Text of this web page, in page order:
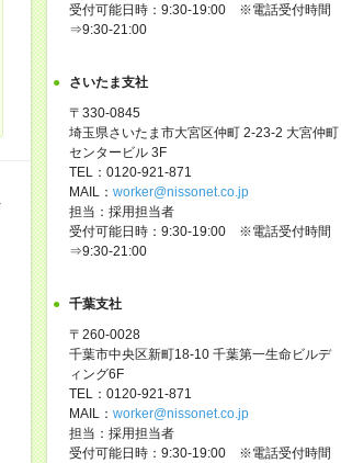
受付可能日時：9:30-19:00 ※電話受付時間
⇒9:30-21:00
さいたま支社
〒330-0845
埼玉県さいたま市大宮区仲町 2-23-2 大宮仲町
センタービル 3F
TEL：0120-921-871
MAIL： worker@nissonet.co.jp
担当：採用担当者
受付可能日時：9:30-19:00 ※電話受付時間
⇒9:30-21:00
千葉支社
〒260-0028
千葉市中央区新町18-10 千葉第一生命ビルデ
ィング6F
TEL：0120-921-871
MAIL： worker@nissonet.co.jp
担当：採用担当者
受付可能日時：9:30-19:00 ※電話受付時間